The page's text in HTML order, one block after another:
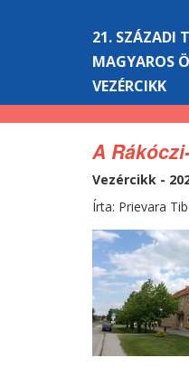
21. SZÁZADI
MAGYAROS
VEZÉRCIKK
A
Vezércikk -
Írta: Prievara